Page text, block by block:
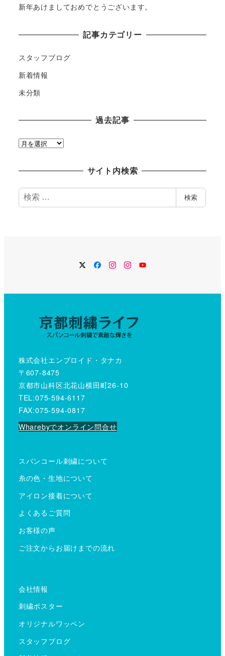
新年あけましておめでとうございます。
記事カテゴリー
スタッフブログ
新着情報
未分類
過去記事
過
サイト内検索
検
索
検索
TwitterFacebook
Instagram
Instagram
YouTube
株式会社エンブロイド・タナカ
〒607-8475
京都市山科区北花山横田町26-10
TEL:075-594-6117
FAX:075-594-0817
Wharebyでオンライン問合せ
スパンコール刺繍について
糸の色・生地について
アイロン接着について
よくあるご質問
お客様の声
ご注文からお届けまでの流れ
会社情報
刺繍ポスター
オリジナルワッペン
スタッフブログ